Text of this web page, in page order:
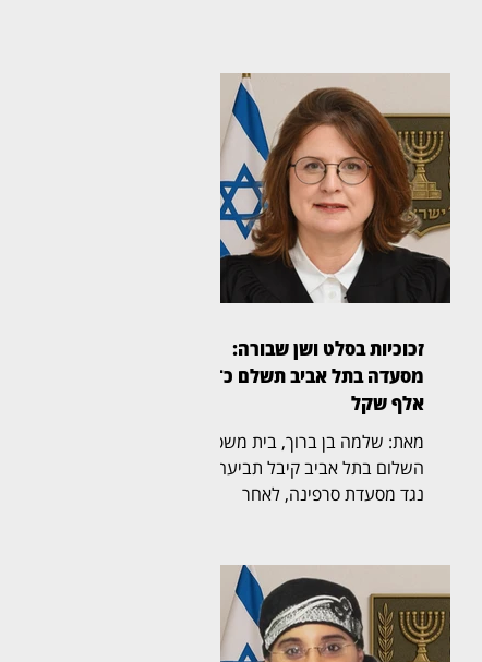
זכוכיות בסלט ושן שבורה:
אלף שקל
מאת: שלמה בן ברוך, בית משפט
השלום בתל אביב קיבל תביעה
נגד מסעדת סרפינה, לאחר
את אחת משיניו. השופטת חני
ברוך אלון (בצילום) קבעה כי
המסעדה התרשלה וכי הוכח קשר
בין שברי הזכוכית במנה לבין הנזק